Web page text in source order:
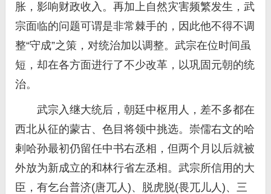
胀，影响财政收入。再加上自然灾害频繁发生，武
宗面临的问题可谓是非常棘手的，因此他不得不调
整“守成”之策，对统治加以调整。武宗在位时间虽
短，却在各方面进行了不少改革，以巩固元朝的统
治。
武宗入继大统后，朝廷中枢用人，差不多都在
西北从征的蒙古、色目将领中挑选。崇儒右文的哈
剌哈孙最初仍留任中书右丞相，但两个月以后就被
外放为新成立的和林行省左丞相。武宗所信用的大
臣，有乞台普济(唐兀人)、脱虎脱(畏兀儿人)、三